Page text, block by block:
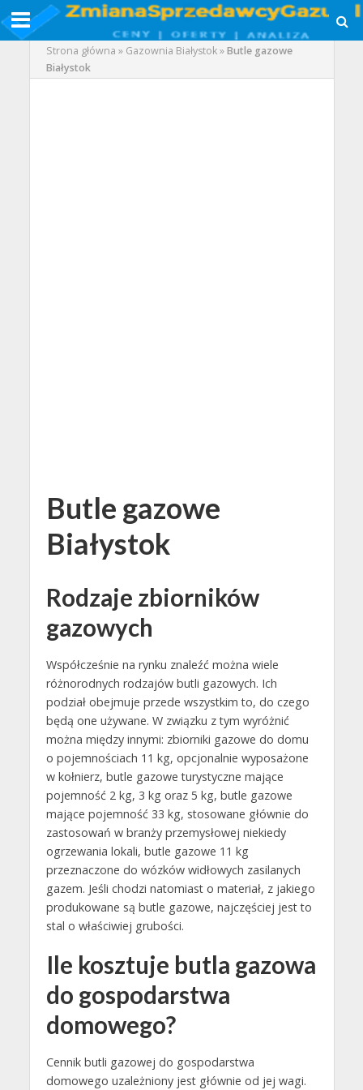
Strona główna » Gazownia Białystok»Butle gazowe
Białystok
Butle gazowe
Białystok
Rodzaje zbiorników
gazowych
Współcześnie na rynku znaleźć można wiele
różnorodnych rodzajów butli gazowych. Ich
podział obejmuje przede wszystkim to, do czego
będą one używane. W związku z tym wyróżnić
można między innymi: zbiorniki gazowe do domu
o pojemnościach 11 kg, opcjonalnie wyposażone
w kołnierz, butle gazowe turystyczne mające
pojemność 2 kg, 3 kg oraz 5 kg, butle gazowe
mające pojemność 33 kg, stosowane głównie do
zastosowań w branży przemysłowej niekiedy
ogrzewania lokali, butle gazowe 11 kg
przeznaczone do wózków widłowych zasilanych
gazem. Jeśli chodzi natomiast o materiał, z jakiego
produkowane są butle gazowe, najczęściej jest to
stal o właściwiej grubości.
Ile kosztuje butla gazowa
do gospodarstwa
domowego?
Cennik butli gazowej do gospodarstwa
domowego uzależniony jest głównie od jej wagi.